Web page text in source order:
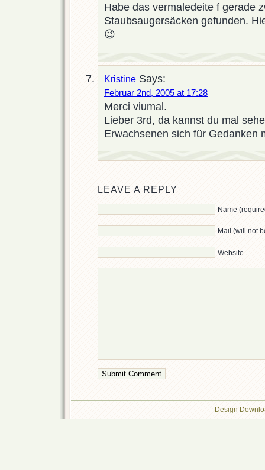
Habe das vermaledeite f gerade
Staubsaugersäcken gefunden.
😉
Kristine Says:
Februar 2nd, 2005 at 17:28
Merci viumal.
Lieber 3rd, da kannst du mal
Erwachsenen sich für Gedanken
LEAVE A REPLY
Name
Mail (will not
Website
Design